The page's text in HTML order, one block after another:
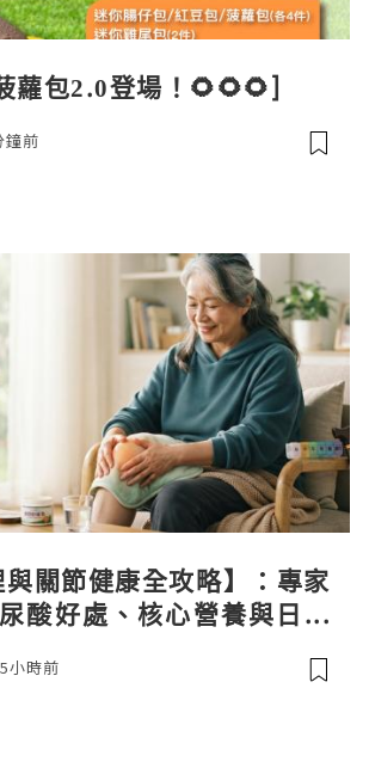
蘿包2.0登場！🌻🌻🌻]
鐘前
與關節健康全攻略】：專家
酸好處、核心營養與日常
5小時前